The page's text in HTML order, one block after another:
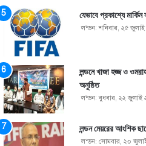
যেভাবে প্রকাশ্যে
লন্ডন: শনিবার, ২৫
লন্ডনে খাজা হজ্জ ও
অনুষ্ঠিত
লন্ডন: বুধবার, ২২ জুলাই
লন্ডন মেয়রের আংশিক
লন্ডন: সোমবার, ২০